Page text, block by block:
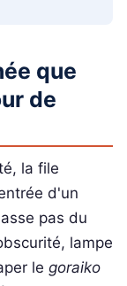
que
de
la file
d'un
pas du
lampe
le goraiko